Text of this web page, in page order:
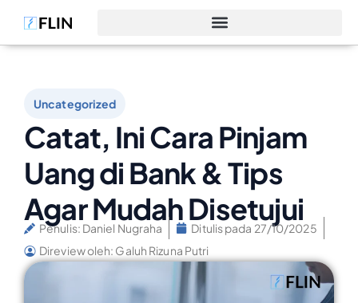
Uncategorized
Catat, Ini Cara Pinjam
Uang di Bank & Tips
Agar Mudah Disetujui
Penulis: Daniel Nugraha Ditulis pada 27/10/2025
Direview oleh: Galuh Rizuna Putri